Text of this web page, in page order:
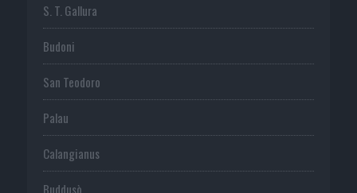
S. T. Gallura
Budoni
San Teodoro
Palau
Calangianus
Buddusò